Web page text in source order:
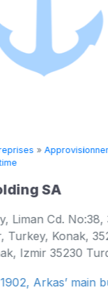
»
SA
Cd. No:38,
Konak,
Izmir 35230
Arkas’ main